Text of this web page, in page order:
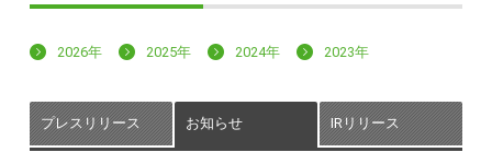
2026年 2025年 2024年 2023年
プレスリリース お知らせ IRリリース